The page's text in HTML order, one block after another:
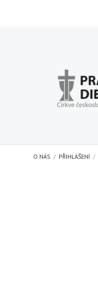
O NÁS PŘIHLÁŠENÍ